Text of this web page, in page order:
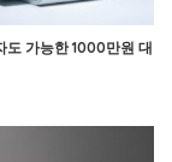
도 가능한 1000만원 대